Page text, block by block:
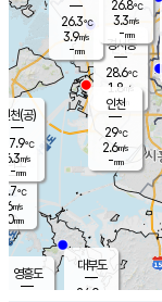
의도
℃
m/s
mm
영흥도
대부도
24.0
경서동
28.6℃
1.8 m/s
-mm
26.3℃
3.9m/s
-mm
26.8℃
3.3m/s
-mm
인천(공)
27.9℃
6.3m/s
-mm
인천
29℃
2.6m/s
-mm